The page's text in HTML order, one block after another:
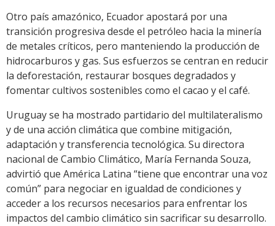
Otro país amazónico, Ecuador apostará por una
transición progresiva desde el petróleo hacia la minería
de metales críticos, pero manteniendo la producción de
hidrocarburos y gas. Sus esfuerzos se centran en reducir
la deforestación, restaurar bosques degradados y
fomentar cultivos sostenibles como el cacao y el café.
Uruguay se ha mostrado partidario del multilateralismo
y de una acción climática que combine mitigación,
adaptación y transferencia tecnológica. Su directora
nacional de Cambio Climático, María Fernanda Souza,
advirtió que América Latina “tiene que encontrar una voz
común” para negociar en igualdad de condiciones y
acceder a los recursos necesarios para enfrentar los
impactos del cambio climático sin sacrificar su desarrollo.